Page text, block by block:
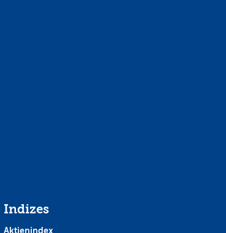
Indizes
Aktienindex